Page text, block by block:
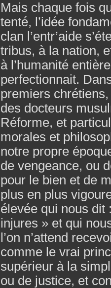
Mais chaque fois
tenté, l’idée
clan l’entr’aide
tribus, à la nation,
à l’humanité
perfectionnait.
premiers
des docteurs
Réforme, et
morales et
notre propre
de vengeance, ou
pour le bien et de
plus en plus
élevée qui nous dit
injures » et qui
l’on n’attend
comme le vrai
supérieur à la
ou de justice, et